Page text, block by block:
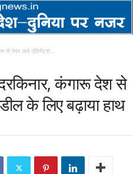
से रेयर अर्थ एलिमेंट्स...
कंगारू देश से
के लिए बढ़ाया हाथ